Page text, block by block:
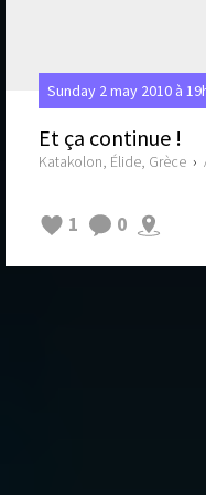
Sunday 2 may 2010 à
Et ça continue !
Katakolon, Élide, Grèce ›
1 0